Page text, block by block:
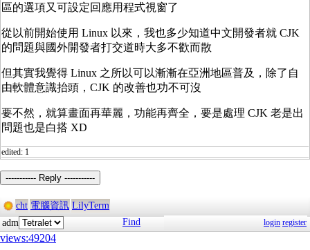
區的選項又可設定回應用程式視窗了
從以前開始使用 Linux 以來，我也多少知道中文開發者就 CJK
的問題與國外開發者打交道時大多不歡而散
但其實我覺得 Linux 之所以可以漸漸在亞洲地區普及，除了自
由軟體意識抬頭，CJK 的改善也功不可沒
要不然，就算畫面再華麗，功能再齊全，要是處理 CJK 老是出
問題也是白搭 XD
edited: 1
----------- Reply -----------
cht 電腦資訊 LilyTerm
adm
Find login register
views:49204